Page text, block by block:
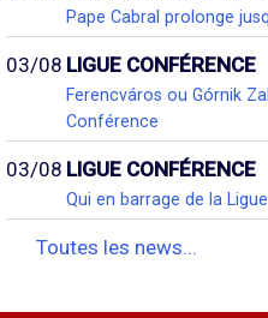
Pape Cabral prolonge
03/08 LIGUE CONFÉRENCE
Ferencváros ou Górnik
Conférence
03/08 LIGUE CONFÉRENCE
Qui en barrage de la
Toutes les news...